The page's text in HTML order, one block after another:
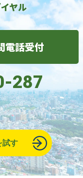
ヤル
電話受付
287
試す